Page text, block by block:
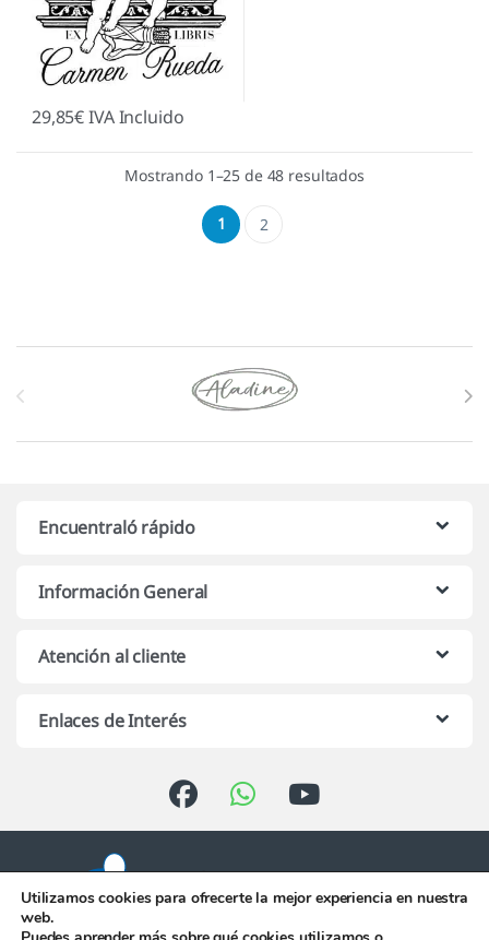
29,85€IVA Incluido
Mostrando 1–25 de 48 resultados
1 2
Marcas De Carrusel
Encuentraló rápido
Información General
Atención al cliente
Enlaces de Interés
Utilizamos cookies para ofrecerte la mejor experiencia en nuestra
web.